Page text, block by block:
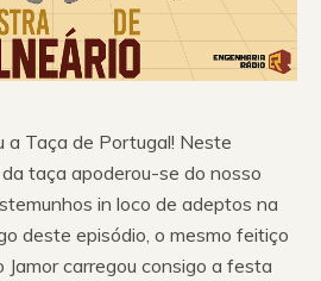
a Taça de Portugal! Neste
taça apoderou-se do nosso
in loco de adeptos na
deste episódio, o mesmo feitiço
carregou consigo a festa